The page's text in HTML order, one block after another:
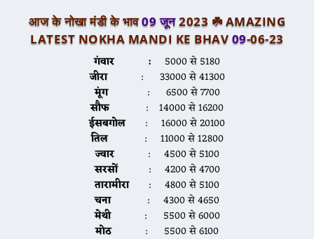
आज के नोखा मंडी के भाव09 जून2023 ☘️AMAZING
LATEST NOKHA MANDI KE BHAV 09-06-23
गंवार :
5000 से 5180
जीरा: 33000 से 41300
मूंग: 6500 से 7700
सौफ: 14000 से 16200
ईसबगोल: 16000 से 20100
तिल: 11000 से 12800
ज्वार: 4500 से 5100
सरसों: 4200 से 4700
तारामीरा: 4800 से 5100
चना: 4300 से 4650
मेथी: 5500 से 6000
मोठ
: 5500 से 6100